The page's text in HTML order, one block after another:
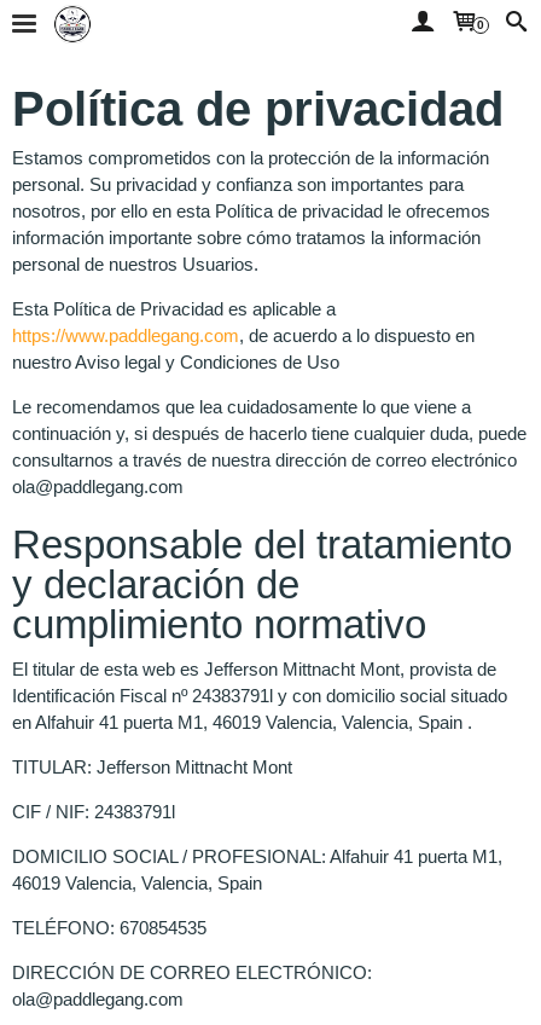
0
Política de privacidad
Estamos comprometidos con la protección de la información
personal. Su privacidad y confianza son importantes para
nosotros, por ello en esta Política de privacidad le ofrecemos
información importante sobre cómo tratamos la información
personal de nuestros Usuarios.
Esta Política de Privacidad es aplicable a
https://www.paddlegang.com, de acuerdo a lo dispuesto en
nuestro Aviso legal y Condiciones de Uso
Le recomendamos que lea cuidadosamente lo que viene a
continuación y, si después de hacerlo tiene cualquier duda, puede
consultarnos a través de nuestra dirección de correo electrónico
ola@paddlegang.com
Responsable del tratamiento
y declaración de
cumplimiento normativo
El titular de esta web es Jefferson Mittnacht Mont, provista de
Identificación Fiscal nº 24383791l y con domicilio social situado
en Alfahuir 41 puerta M1, 46019 Valencia, Valencia, Spain .
TITULAR: Jefferson Mittnacht Mont
CIF / NIF: 24383791l
DOMICILIO SOCIAL / PROFESIONAL: Alfahuir 41 puerta M1,
46019 Valencia, Valencia, Spain
TELÉFONO: 670854535
DIRECCIÓN DE CORREO ELECTRÓNICO:
ola@paddlegang.com